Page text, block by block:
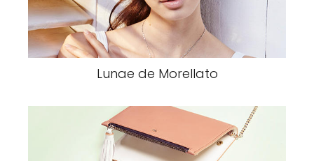
Lunae de Morellato